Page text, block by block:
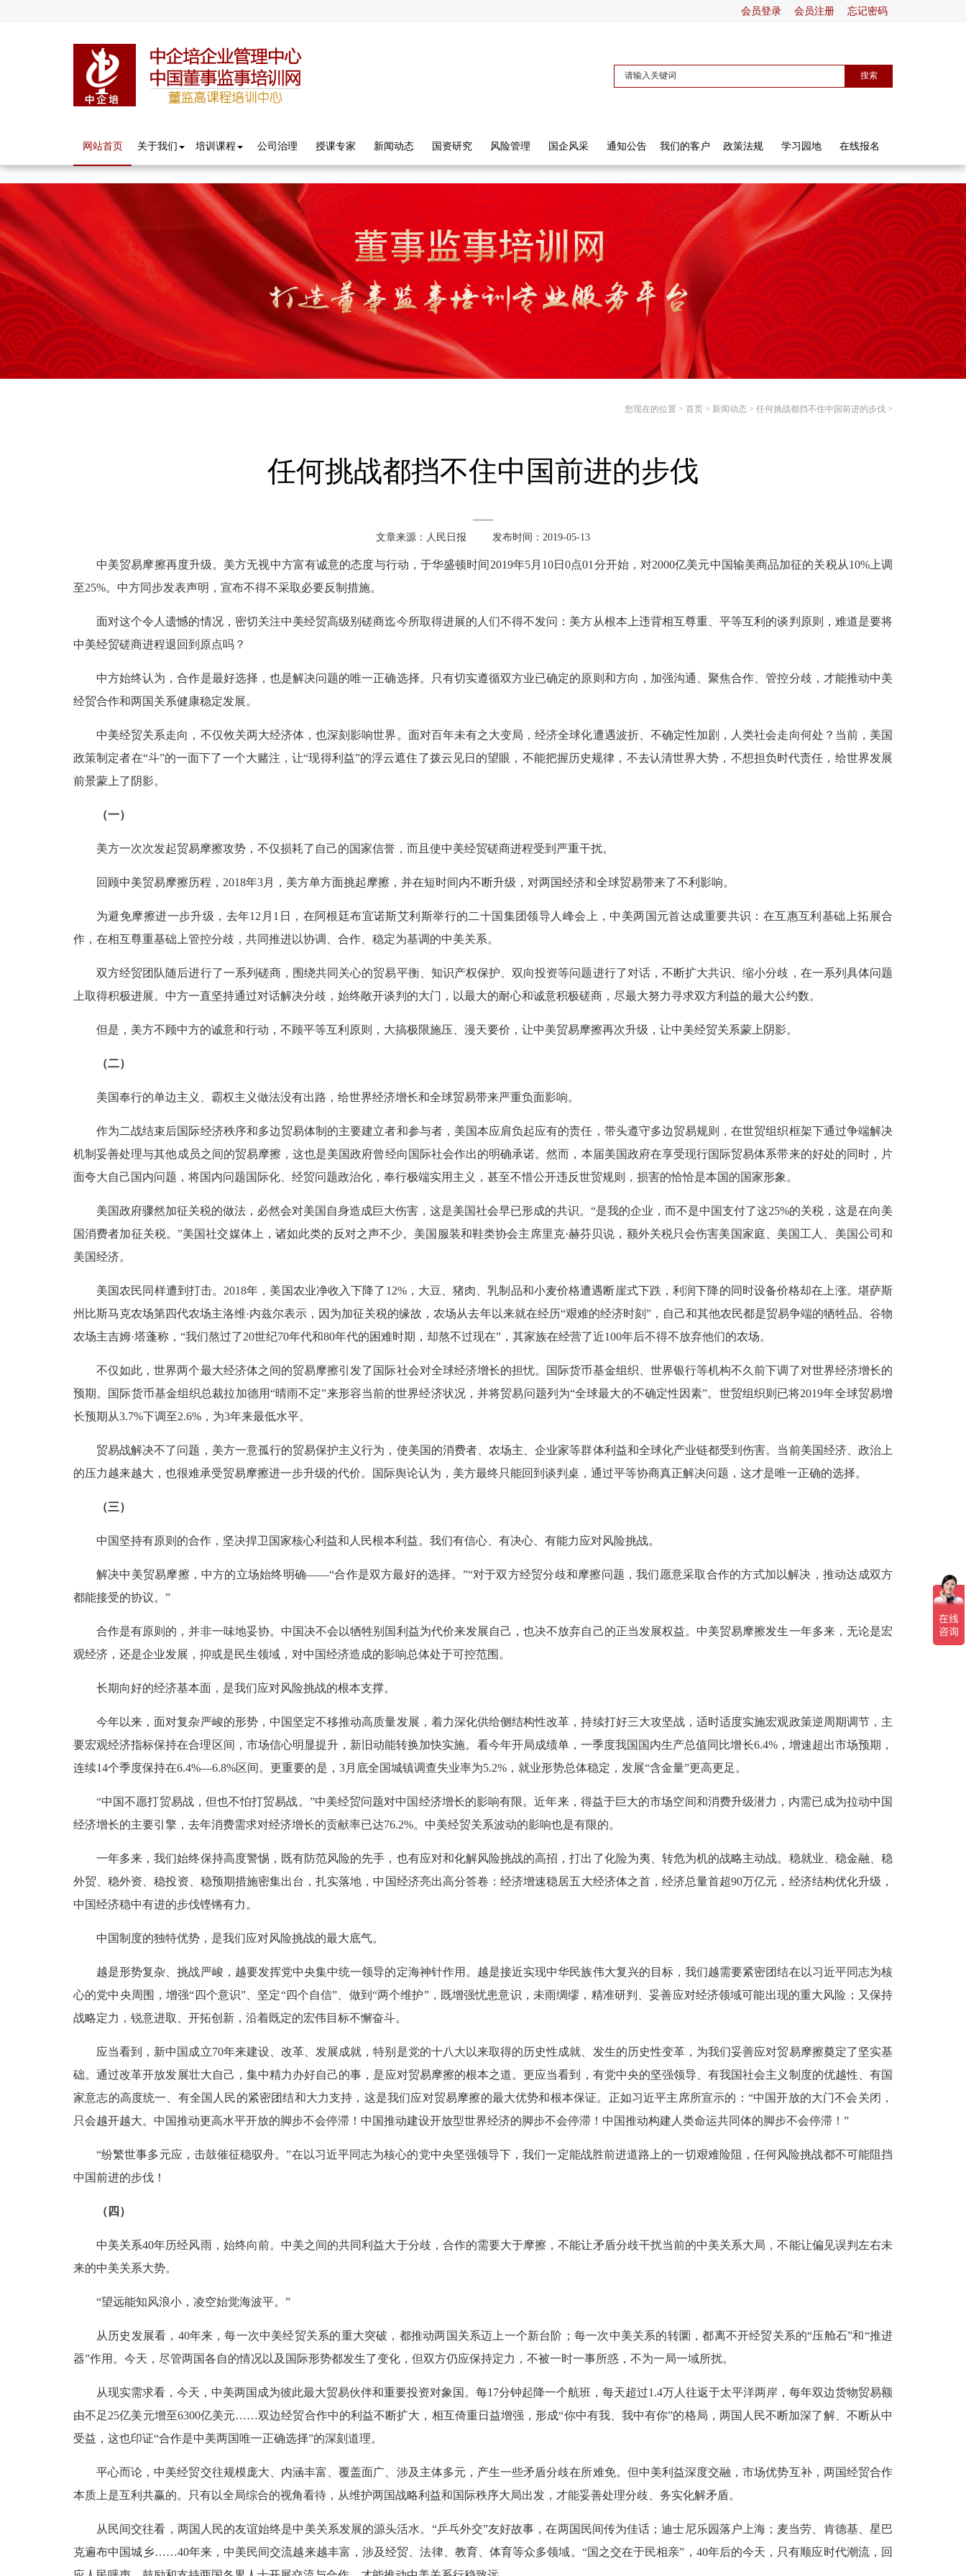
会员登录 会员注册 忘记密码
网站首页 关于我们 培训课程 公司治理 授课专家 新闻动态 国资研究 风险管理 国企风采 通知公告 我们的客户 政策法规 学习园地 在线报名
您现在的位置 > 首页 > 新闻动态 > 任何挑战都挡不住中国前进的步伐 >
任何挑战都挡不住中国前进的步伐
——
文章来源：人民日报 发布时间：2019-05-13
中美贸易摩擦再度升级。美方无视中方富有诚意的态度与行动，于华盛顿时间2019年5月10日0点01分开始，对2000亿美元中国输美商品加征的关税从10%上调
至25%。中方同步发表声明，宣布不得不采取必要反制措施。
面对这个令人遗憾的情况，密切关注中美经贸高级别磋商迄今所取得进展的人们不得不发问：美方从根本上违背相互尊重、平等互利的谈判原则，难道是要将
中美经贸磋商进程退回到原点吗？
中方始终认为，合作是最好选择，也是解决问题的唯一正确选择。只有切实遵循双方业已确定的原则和方向，加强沟通、聚焦合作、管控分歧，才能推动中美
经贸合作和两国关系健康稳定发展。
中美经贸关系走向，不仅攸关两大经济体，也深刻影响世界。面对百年未有之大变局，经济全球化遭遇波折、不确定性加剧，人类社会走向何处？当前，美国
政策制定者在“斗”的一面下了一个大赌注，让“现得利益”的浮云遮住了拨云见日的望眼，不能把握历史规律，不去认清世界大势，不想担负时代责任，给世界发展
前景蒙上了阴影。
（一）
美方一次次发起贸易摩擦攻势，不仅损耗了自己的国家信誉，而且使中美经贸磋商进程受到严重干扰。
回顾中美贸易摩擦历程，2018年3月，美方单方面挑起摩擦，并在短时间内不断升级，对两国经济和全球贸易带来了不利影响。
为避免摩擦进一步升级，去年12月1日，在阿根廷布宜诺斯艾利斯举行的二十国集团领导人峰会上，中美两国元首达成重要共识：在互惠互利基础上拓展合
作，在相互尊重基础上管控分歧，共同推进以协调、合作、稳定为基调的中美关系。
双方经贸团队随后进行了一系列磋商，围绕共同关心的贸易平衡、知识产权保护、双向投资等问题进行了对话，不断扩大共识、缩小分歧，在一系列具体问题
上取得积极进展。中方一直坚持通过对话解决分歧，始终敞开谈判的大门，以最大的耐心和诚意积极磋商，尽最大努力寻求双方利益的最大公约数。
但是，美方不顾中方的诚意和行动，不顾平等互利原则，大搞极限施压、漫天要价，让中美贸易摩擦再次升级，让中美经贸关系蒙上阴影。
（二）
美国奉行的单边主义、霸权主义做法没有出路，给世界经济增长和全球贸易带来严重负面影响。
作为二战结束后国际经济秩序和多边贸易体制的主要建立者和参与者，美国本应肩负起应有的责任，带头遵守多边贸易规则，在世贸组织框架下通过争端解决
机制妥善处理与其他成员之间的贸易摩擦，这也是美国政府曾经向国际社会作出的明确承诺。然而，本届美国政府在享受现行国际贸易体系带来的好处的同时，片
面夸大自己国内问题，将国内问题国际化、经贸问题政治化，奉行极端实用主义，甚至不惜公开违反世贸规则，损害的恰恰是本国的国家形象。
美国政府骤然加征关税的做法，必然会对美国自身造成巨大伤害，这是美国社会早已形成的共识。“是我的企业，而不是中国支付了这25%的关税，这是在向美
国消费者加征关税。”美国社交媒体上，诸如此类的反对之声不少。美国服装和鞋类协会主席里克·赫芬贝说，额外关税只会伤害美国家庭、美国工人、美国公司和
美国经济。
美国农民同样遭到打击。2018年，美国农业净收入下降了12%，大豆、猪肉、乳制品和小麦价格遭遇断崖式下跌，利润下降的同时设备价格却在上涨。堪萨斯
州比斯马克农场第四代农场主洛维·内兹尔表示，因为加征关税的缘故，农场从去年以来就在经历“艰难的经济时刻”，自己和其他农民都是贸易争端的牺牲品。谷物
农场主吉姆·塔蓬称，“我们熬过了20世纪70年代和80年代的困难时期，却熬不过现在”，其家族在经营了近100年后不得不放弃他们的农场。
不仅如此，世界两个最大经济体之间的贸易摩擦引发了国际社会对全球经济增长的担忧。国际货币基金组织、世界银行等机构不久前下调了对世界经济增长的
预期。国际货币基金组织总裁拉加德用“晴雨不定”来形容当前的世界经济状况，并将贸易问题列为“全球最大的不确定性因素”。世贸组织则已将2019年全球贸易增
长预期从3.7%下调至2.6%，为3年来最低水平。
贸易战解决不了问题，美方一意孤行的贸易保护主义行为，使美国的消费者、农场主、企业家等群体利益和全球化产业链都受到伤害。当前美国经济、政治上
的压力越来越大，也很难承受贸易摩擦进一步升级的代价。国际舆论认为，美方最终只能回到谈判桌，通过平等协商真正解决问题，这才是唯一正确的选择。
（三）
中国坚持有原则的合作，坚决捍卫国家核心利益和人民根本利益。我们有信心、有决心、有能力应对风险挑战。
解决中美贸易摩擦，中方的立场始终明确——“合作是双方最好的选择。”“对于双方经贸分歧和摩擦问题，我们愿意采取合作的方式加以解决，推动达成双方
都能接受的协议。”
合作是有原则的，并非一味地妥协。中国决不会以牺牲别国利益为代价来发展自己，也决不放弃自己的正当发展权益。中美贸易摩擦发生一年多来，无论是宏
观经济，还是企业发展，抑或是民生领域，对中国经济造成的影响总体处于可控范围。
长期向好的经济基本面，是我们应对风险挑战的根本支撑。
今年以来，面对复杂严峻的形势，中国坚定不移推动高质量发展，着力深化供给侧结构性改革，持续打好三大攻坚战，适时适度实施宏观政策逆周期调节，主
要宏观经济指标保持在合理区间，市场信心明显提升，新旧动能转换加快实施。看今年开局成绩单，一季度我国国内生产总值同比增长6.4%，增速超出市场预期，
连续14个季度保持在6.4%—6.8%区间。更重要的是，3月底全国城镇调查失业率为5.2%，就业形势总体稳定，发展“含金量”更高更足。
“中国不愿打贸易战，但也不怕打贸易战。”中美经贸问题对中国经济增长的影响有限。近年来，得益于巨大的市场空间和消费升级潜力，内需已成为拉动中国
经济增长的主要引擎，去年消费需求对经济增长的贡献率已达76.2%。中美经贸关系波动的影响也是有限的。
一年多来，我们始终保持高度警惕，既有防范风险的先手，也有应对和化解风险挑战的高招，打出了化险为夷、转危为机的战略主动战。稳就业、稳金融、稳
外贸、稳外资、稳投资、稳预期措施密集出台，扎实落地，中国经济亮出高分答卷：经济增速稳居五大经济体之首，经济总量首超90万亿元，经济结构优化升级，
中国经济稳中有进的步伐铿锵有力。
中国制度的独特优势，是我们应对风险挑战的最大底气。
越是形势复杂、挑战严峻，越要发挥党中央集中统一领导的定海神针作用。越是接近实现中华民族伟大复兴的目标，我们越需要紧密团结在以习近平同志为核
心的党中央周围，增强“四个意识”、坚定“四个自信”、做到“两个维护”，既增强忧患意识，未雨绸缪，精准研判、妥善应对经济领域可能出现的重大风险；又保持
战略定力，锐意进取、开拓创新，沿着既定的宏伟目标不懈奋斗。
应当看到，新中国成立70年来建设、改革、发展成就，特别是党的十八大以来取得的历史性成就、发生的历史性变革，为我们妥善应对贸易摩擦奠定了坚实基
础。通过改革开放发展壮大自己，集中精力办好自己的事，是应对贸易摩擦的根本之道。更应当看到，有党中央的坚强领导、有我国社会主义制度的优越性、有国
家意志的高度统一、有全国人民的紧密团结和大力支持，这是我们应对贸易摩擦的最大优势和根本保证。正如习近平主席所宣示的：“中国开放的大门不会关闭，
只会越开越大。中国推动更高水平开放的脚步不会停滞！中国推动建设开放型世界经济的脚步不会停滞！中国推动构建人类命运共同体的脚步不会停滞！”
“纷繁世事多元应，击鼓催征稳驭舟。”在以习近平同志为核心的党中央坚强领导下，我们一定能战胜前进道路上的一切艰难险阻，任何风险挑战都不可能阻挡
中国前进的步伐！
（四）
中美关系40年历经风雨，始终向前。中美之间的共同利益大于分歧，合作的需要大于摩擦，不能让矛盾分歧干扰当前的中美关系大局，不能让偏见误判左右未
来的中美关系大势。
“望远能知风浪小，凌空始觉海波平。”
从历史发展看，40年来，每一次中美经贸关系的重大突破，都推动两国关系迈上一个新台阶；每一次中美关系的转圜，都离不开经贸关系的“压舱石”和“推进
器”作用。今天，尽管两国各自的情况以及国际形势都发生了变化，但双方仍应保持定力，不被一时一事所惑，不为一局一域所扰。
从现实需求看，今天，中美两国成为彼此最大贸易伙伴和重要投资对象国。每17分钟起降一个航班，每天超过1.4万人往返于太平洋两岸，每年双边货物贸易额
由不足25亿美元增至6300亿美元……双边经贸合作中的利益不断扩大，相互倚重日益增强，形成“你中有我、我中有你”的格局，两国人民不断加深了解、不断从中
受益，这也印证“合作是中美两国唯一正确选择”的深刻道理。
平心而论，中美经贸交往规模庞大、内涵丰富、覆盖面广、涉及主体多元，产生一些矛盾分歧在所难免。但中美利益深度交融，市场优势互补，两国经贸合作
本质上是互利共赢的。只有以全局综合的视角看待，从维护两国战略利益和国际秩序大局出发，才能妥善处理分歧、务实化解矛盾。
从民间交往看，两国人民的友谊始终是中美关系发展的源头活水。“乒乓外交”友好故事，在两国民间传为佳话；迪士尼乐园落户上海；麦当劳、肯德基、星巴
克遍布中国城乡……40年来，中美民间交流越来越丰富，涉及经贸、法律、教育、体育等众多领域。“国之交在于民相亲”，40年后的今天，只有顺应时代潮流，回